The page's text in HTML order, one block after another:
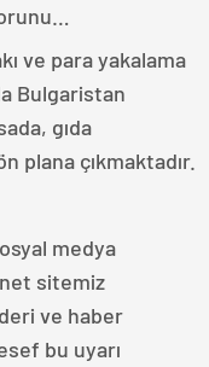
ve para yakalama
Bulgaristan
gıda
plana çıkmaktadır.
medya
sitemiz
ve haber
bu uyarı